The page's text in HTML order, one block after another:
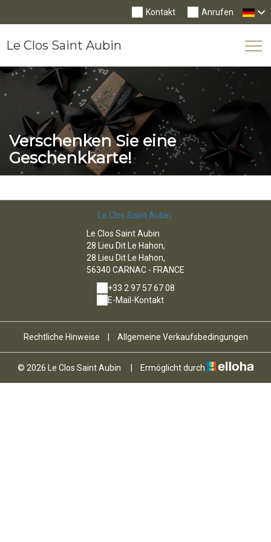
Anrufen
Kontakt
Le Clos Saint Aubin
Verschenken Sie eine
Geschenkkarte!
Le Clos Saint Aubin
Le Clos Saint Aubin
28 Lieu Dit Le Hahon,
28 Lieu Dit Le Hahon,
56340 CARNAC - FRANCE
+33 2 97 57 67 08
E-Mail-Kontakt
Rechtliche Hinweise Allgemeine Verkaufsbedingungen
© 2026 Le Clos Saint Aubin Ermöglicht durch